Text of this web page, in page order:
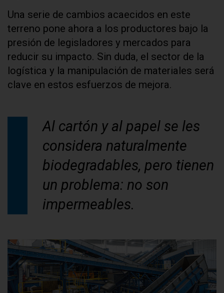
Una serie de cambios acaecidos en este
terreno pone ahora a los productores bajo la
presión de legisladores y mercados para
reducir su impacto. Sin duda, el sector de la
logística y la manipulación de materiales será
clave en estos esfuerzos de mejora.
Al cartón y al papel se les
considera naturalmente
biodegradables, pero tienen
un problema: no son
impermeables.